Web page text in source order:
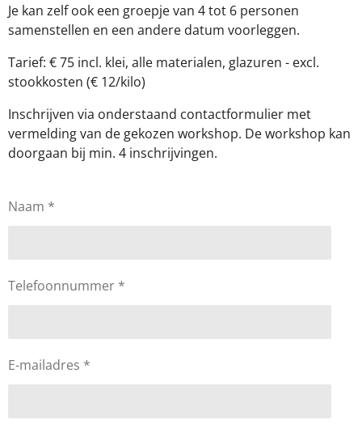
Je kan zelf ook een groepje van 4 tot 6 personen
samenstellen en een andere datum voorleggen.
Tarief: € 75 incl. klei, alle materialen, glazuren - excl.
stookkosten (€ 12/kilo)
Inschrijven via onderstaand contactformulier met
vermelding van de gekozen workshop. De workshop kan
doorgaan bij min. 4 inschrijvingen.
Naam *
Telefoonnummer *
E-mailadres *